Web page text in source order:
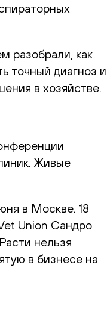
разобрали, как
точный диагноз и
в хозяйстве.
Живые
в Москве. 18
Union Сандро
нельзя
в бизнесе на